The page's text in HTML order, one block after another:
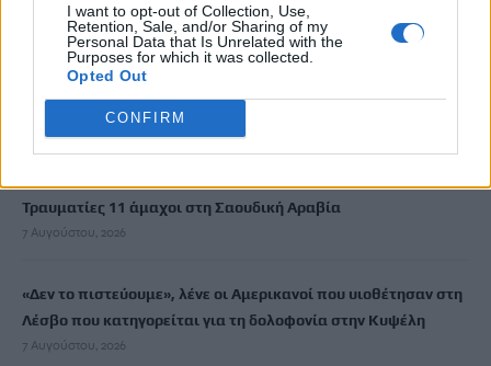
I want to opt-out of Collection, Use,
Retention, Sale, and/or Sharing of my
Personal Data that Is Unrelated with the
Purposes for which it was collected.
Opted Out
CONFIRM
Άγριος θάνατος για διεθνή ποδοσφαιριστή στην Ουγκάντα:
Τον ξυλοκόπησαν με πλάκες πεζοδρομίου για να του πάρουν
κινητό και χρήματα
7 Αυγούστου, 2026
Τραυματίες 11 άμαχοι στη Σαουδική Αραβία
7 Αυγούστου, 2026
«Δεν το πιστεύουμε», λένε οι Αμερικανοί που υιοθέτησαν στη
Λέσβο που κατηγορείται για τη δολοφονία στην Κυψέλη
7 Αυγούστου, 2026